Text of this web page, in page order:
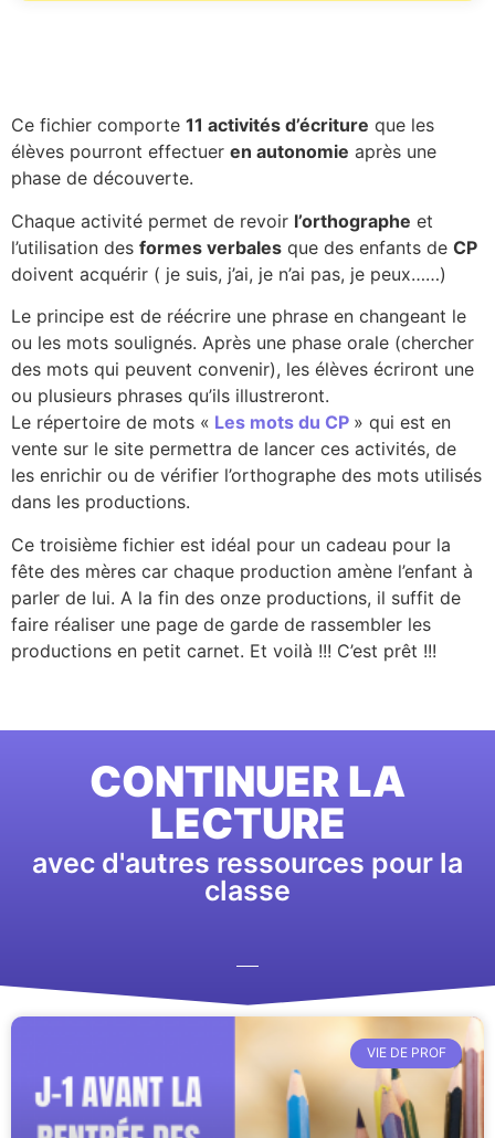
Ce fichier comporte 11 activités d’écriture que les
élèves pourront effectuer en autonomie après une
phase de découverte.
Chaque activité permet de revoir l’orthographe et
l’utilisation des formes verbales que des enfants de CP
doivent acquérir ( je suis, j’ai, je n’ai pas, je peux……)
Le principe est de réécrire une phrase en changeant le
ou les mots soulignés. Après une phase orale (chercher
des mots qui peuvent convenir), les élèves écriront une
ou plusieurs phrases qu’ils illustreront.
Le répertoire de mots « Les mots du CP » qui est en
vente sur le site permettra de lancer ces activités, de
les enrichir ou de vérifier l’orthographe des mots utilisés
dans les productions.
Ce troisième fichier est idéal pour un cadeau pour la
fête des mères car chaque production amène l’enfant à
parler de lui. A la fin des onze productions, il suffit de
faire réaliser une page de garde de rassembler les
productions en petit carnet. Et voilà !!! C’est prêt !!!
CONTINUER LA
LECTURE
avec d'autres ressources pour la
classe
VIE DE PROF